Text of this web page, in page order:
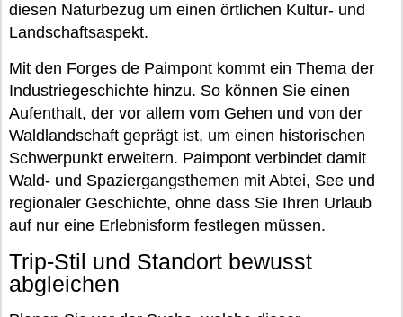
diesen Naturbezug um einen örtlichen Kultur- und
Landschaftsaspekt.
Mit den Forges de Paimpont kommt ein Thema der
Industriegeschichte hinzu. So können Sie einen
Aufenthalt, der vor allem vom Gehen und von der
Waldlandschaft geprägt ist, um einen historischen
Schwerpunkt erweitern. Paimpont verbindet damit
Wald- und Spaziergangsthemen mit Abtei, See und
regionaler Geschichte, ohne dass Sie Ihren Urlaub
auf nur eine Erlebnisform festlegen müssen.
Trip-Stil und Standort bewusst
abgleichen